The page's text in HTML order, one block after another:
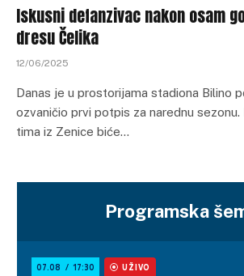
Iskusni defanzivac nakon osam
dresu Čelika
12/06/2025
Danas je u prostorijama stadiona Bilino
ozvaničio prvi potpis za narednu
tima iz Zenice biće…
Programska